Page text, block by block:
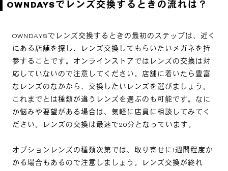
OWNDAYSでレンズ交換するときの流れは？
OWNDAYSでレンズ交換するときの最初のステップは、近く
にある店舗を探し、レンズ交換してもらいたいメガネを持
参することです。オンラインストアではレンズの交換は対
応していないので注意してください。店舗に着いたら豊富
なレンズのなかから、交換したいレンズを選びましょう。
これまでとは種類が違うレンズを選ぶのも可能です。なに
か悩みや要望がある場合は、気軽に店員に相談してみてく
ださい。レンズの交換は最速で20分となっています。
オプションレンズの種類次第では、取り寄せに1週間程度か
かる場合もあるので注意しましょう。レンズ交換が終れ